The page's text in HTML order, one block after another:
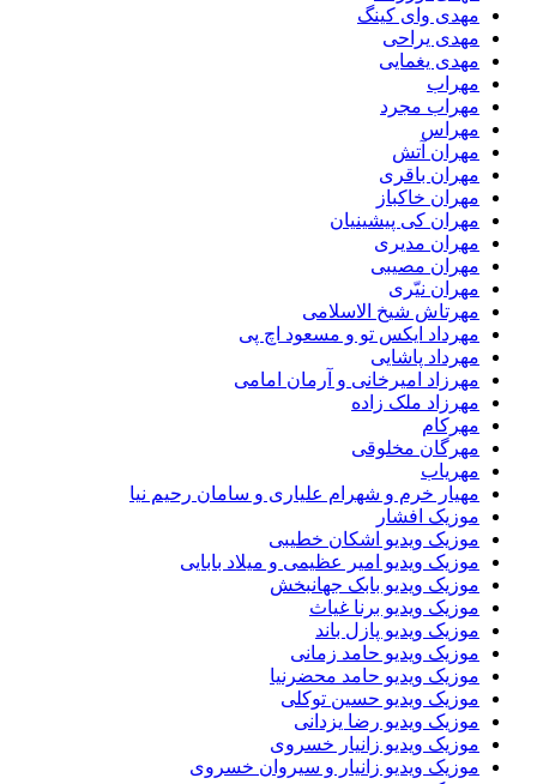
مهدی وای کینگ
مهدی یراحی
مهدی یغمایی
مهراب
مهراب مجرد
مهراس
مهران آتش
مهران باقری
مهران خاکباز
مهران کی پیشینیان
مهران مدیری
مهران مصیبی
مهران نیّری
مهرتاش شیخ الاسلامی
مهرداد ایکس تو و مسعود اچ پی
مهرداد پاشایی
مهرزاد امیرخانی و آرمان امامی
مهرزاد ملک زاده
مهرکام
مهرگان مخلوقی
مهریاب
مهیار خرم و شهرام علیاری و سامان رحیم نیا
موزیک افشار
موزیک ویدیو اشکان خطیبی
موزیک ویدیو امیر عظیمی و میلاد بابایی
موزیک ویدیو بابک جهانبخش
موزیک ویدیو برنا غیاث
موزیک ویدیو پازل باند
موزیک ویدیو حامد زمانی
موزیک ویدیو حامد محضرنیا
موزیک ویدیو حسین توکلی
موزیک ویدیو رضا یزدانی
موزیک ویدیو زانیار خسروی
موزیک ویدیو زانیار و سیروان خسروی